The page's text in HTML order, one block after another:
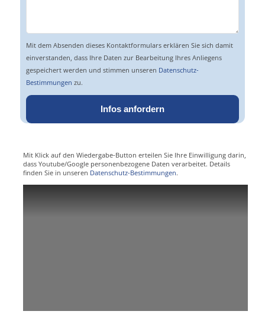
Mit dem Absenden dieses Kontaktformulars erklären Sie sich damit
einverstanden, dass Ihre Daten zur Bearbeitung Ihres Anliegens
gespeichert werden und stimmen unseren Datenschutz-
Bestimmungen zu.
Mit Klick auf den Wiedergabe-Button erteilen Sie Ihre Einwilligung darin,
dass Youtube/Google personenbezogene Daten verarbeitet. Details
finden Sie in unseren Datenschutz-Bestimmungen.